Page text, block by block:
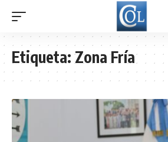
Etiqueta:Zona Fría